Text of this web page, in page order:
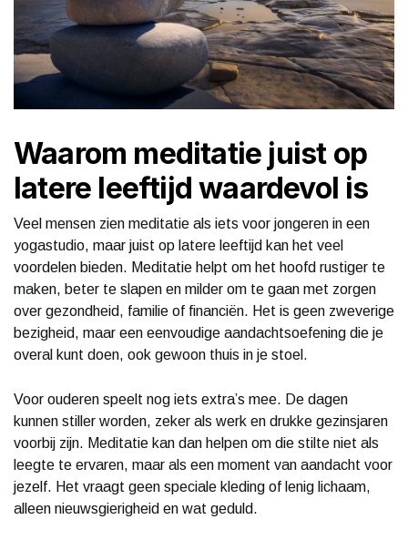
Waarom meditatie juist op
latere leeftijd waardevol is
Veel mensen zien meditatie als iets voor jongeren in een
yogastudio, maar juist op latere leeftijd kan het veel
voordelen bieden. Meditatie helpt om het hoofd rustiger te
maken, beter te slapen en milder om te gaan met zorgen
over gezondheid, familie of financiën. Het is geen zweverige
bezigheid, maar een eenvoudige aandachtsoefening die je
overal kunt doen, ook gewoon thuis in je stoel.
Voor ouderen speelt nog iets extra’s mee. De dagen
kunnen stiller worden, zeker als werk en drukke gezinsjaren
voorbij zijn. Meditatie kan dan helpen om die stilte niet als
leegte te ervaren, maar als een moment van aandacht voor
jezelf. Het vraagt geen speciale kleding of lenig lichaam,
alleen nieuwsgierigheid en wat geduld.